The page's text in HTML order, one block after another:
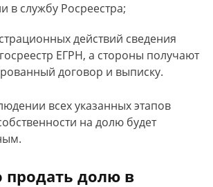
в службу Росреестра;
действий сведения
ЕГРН, а стороны получают
договор и выписку.
всех указанных этапов
на долю будет
долю в